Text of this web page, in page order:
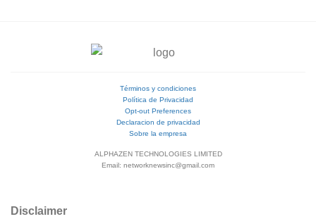
Términos y condiciones
Política de Privacidad
Opt-out Preferences
Declaracion de privacidad
Sobre la empresa
ALPHAZEN TECHNOLOGIES LIMITED
Email: networknewsinc@gmail.com
Disclaimer